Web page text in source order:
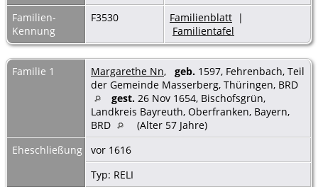
Familien-
Kennung
F3530 Familienblatt |
Familientafel
Familie 1 Margarethe Nn, geb. 1597, Fehrenbach, Teil
der Gemeinde Masserberg, Thüringen, BRD
gest. 26 Nov 1654, Bischofsgrün,
Landkreis Bayreuth, Oberfranken, Bayern,
BRD
(Alter 57 Jahre)
Eheschließung
vor 1616
Typ: RELI